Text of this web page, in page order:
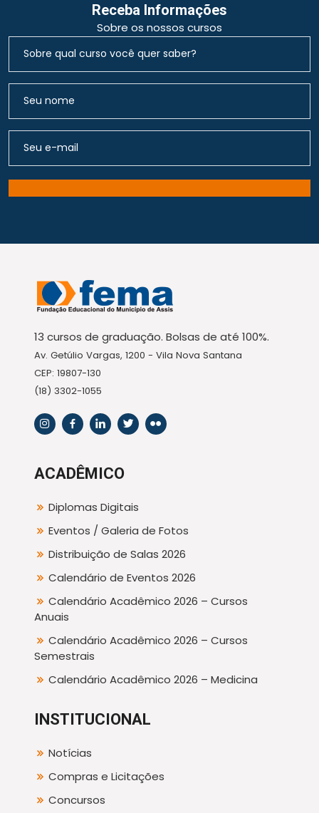
Receba Informações
Sobre os nossos cursos
13 cursos de graduação. Bolsas de até 100%.
Av. Getúlio Vargas, 1200 - Vila Nova Santana
CEP: 19807-130
(18) 3302-1055
ACADÊMICO
Diplomas Digitais
Eventos / Galeria de Fotos
Distribuição de Salas 2026
Calendário de Eventos 2026
Calendário Acadêmico 2026 – Cursos
Anuais
Calendário Acadêmico 2026 – Cursos
Semestrais
Calendário Acadêmico 2026 – Medicina
INSTITUCIONAL
Notícias
Compras e Licitações
Concursos